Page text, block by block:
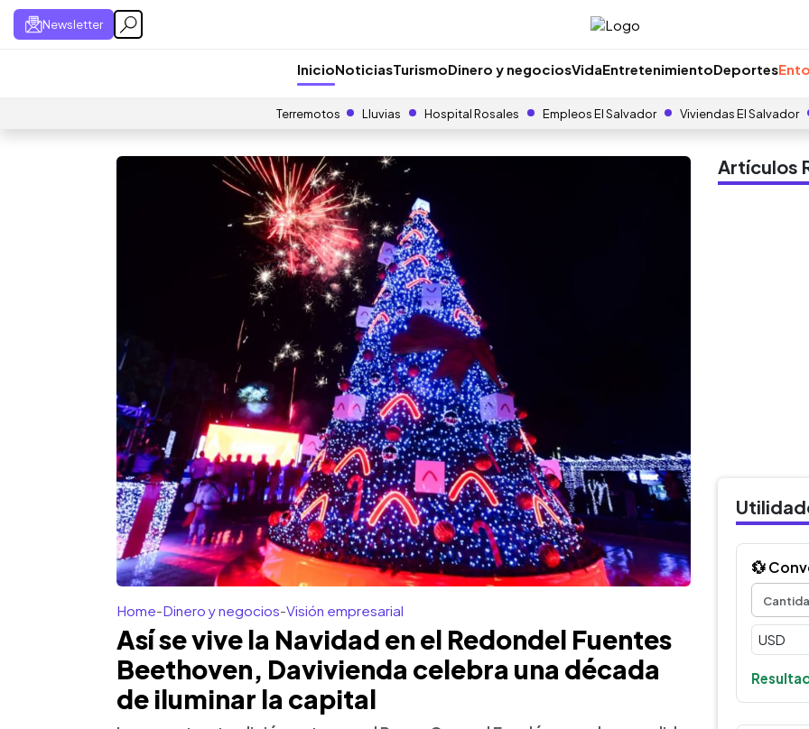
Newsletter
InicioNoticiasTurismoDinero y negociosVidaEntretenimientoDeportes
Terremotos Lluvias Hospital Rosales Empleos El Salvador Viviendas El Salvador
Home-Dinero y negocios-Visión empresarial
Así se vive la Navidad en el Redondel Fuentes
Beethoven, Davivienda celebra una década
de iluminar la capital
Artículos
💱